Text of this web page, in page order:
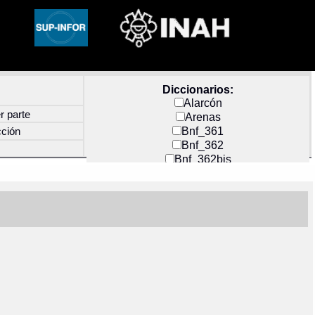
Diccionarios:
Alarcón
Arenas
Bnf_361
Bnf_362
Bnf_362bis
Docs_México
parte